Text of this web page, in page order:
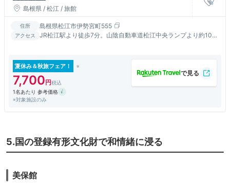
島根県 / 松江 / 旅館
住所 島根県松江市伊勢宮町555
アクセス
JR松江駅より徒歩7分。山陰自動車道松江中央ランプより約10
夏休み＆秋旅フェア！
7,700
1名あたり 参考価格
※対象施設のみ
5.国の登録有形文化財で和情緒に浸る
美保館